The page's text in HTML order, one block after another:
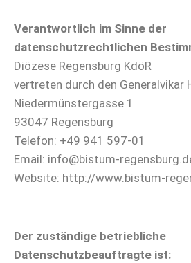
Verantwortlich im Sinne der
datenschutzrechtlichen
Diözese Regensburg KdöR
vertreten durch den Generalvikar
Niedermünstergasse 1
93047 Regensburg
Telefon: +49 941 597-01
Email: info@bistum-
Website: http://www.bistum-
Der zuständige betriebliche
Datenschutzbeauftragte ist: